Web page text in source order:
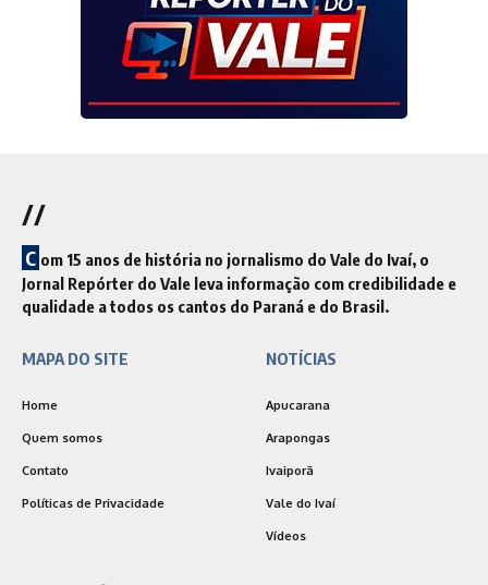
//
C om 15 anos de história no jornalismo do Vale do Ivaí, o
Jornal Repórter do Vale leva informação com credibilidade e
qualidade a todos os cantos do Paraná e do Brasil.
MAPA DO SITE
Home
Quem somos
Contato
Políticas de Privacidade
NOTÍCIAS
Apucarana
Arapongas
Ivaiporã
Vale do Ivaí
Vídeos